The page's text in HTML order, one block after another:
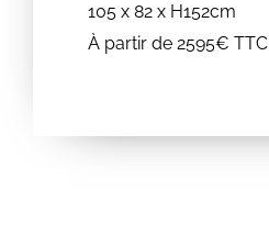
105 x 82 x H152cm
À partir de 2595€ TTC